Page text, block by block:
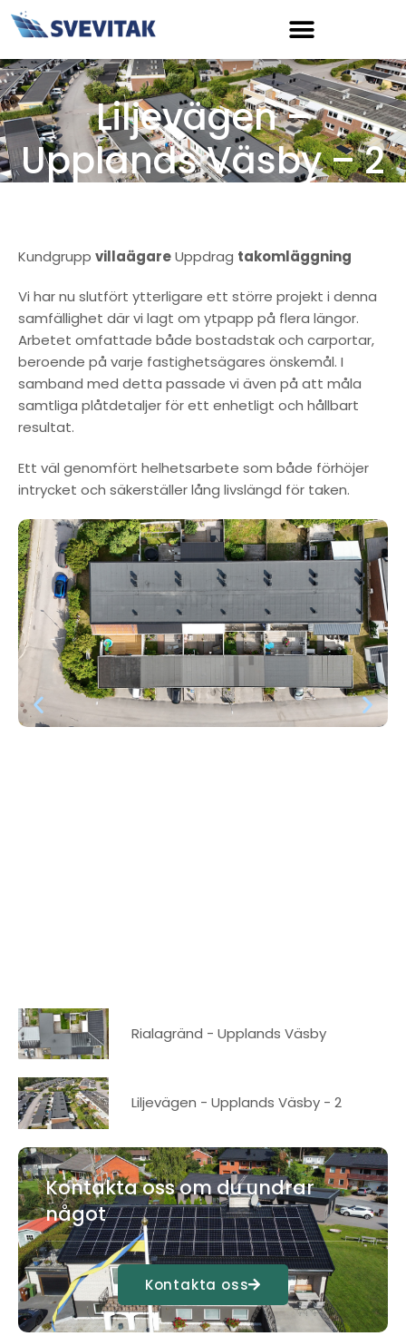
Hoppa
Liljevägen –
Upplands Väsby – 2
Kundgrupp villaägareUppdrag takomläggning
Vi har nu slutfört ytterligare ett större projekt i denna
samfällighet där vi lagt om ytpapp på flera längor.
Arbetet omfattade både bostadstak och carportar,
beroende på varje fastighetsägares önskemål. I
samband med detta passade vi även på att måla
samtliga plåtdetaljer för ett enhetligt och hållbart
resultat.
Ett väl genomfört helhetsarbete som både förhöjer
intrycket och säkerställer lång livslängd för taken.
Rialagränd - Upplands Väsby
Liljevägen - Upplands Väsby - 2
Kontakta oss om du undrar
något
Kontakta oss